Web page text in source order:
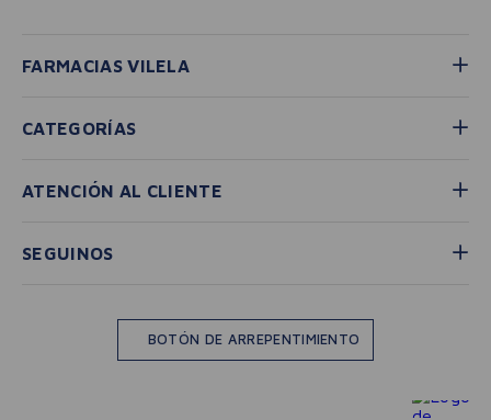
FARMACIAS VILELA
CATEGORÍAS
ATENCIÓN AL CLIENTE
SEGUINOS
BOTÓN DE ARREPENTIMIENTO